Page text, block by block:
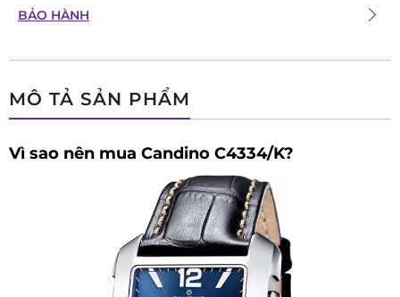
MÔ TẢ SẢN PHẨM
Vì sao nên mua Candino C4334/K?
BẢO HÀNH